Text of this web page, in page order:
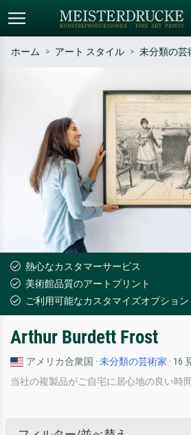
作家名・作品名・スタイルで検索
– 例：モネ、星月夜、印象派、北
斎の波、ヌード。
シーン
緑の
油絵
ホーム アート スタイル 未分類の芸
熱心なカスタマーサービス
美術館品質のアートプリント
ご利用可能なカスタマイズオプション
Arthur Burdett Frost
アメリカ合衆国 ·未分類の芸術家 · 16
当社の複製品がご自宅に居心地の良い時